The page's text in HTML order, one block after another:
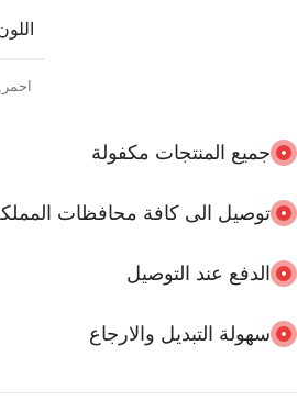
احمر
جميع المنتجات مكفولة
توصيل الى كافة محافظات
الدفع عند التوصيل
سهولة التبديل والارجاع